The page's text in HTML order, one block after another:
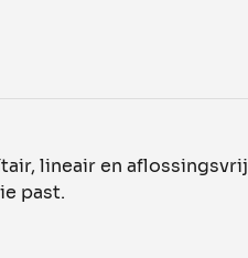
lineair en aflossingsvrij
past.